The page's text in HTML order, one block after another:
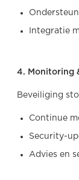
Integratie
4. Monitoring
Beveiliging
Continue
Security-
Advies en